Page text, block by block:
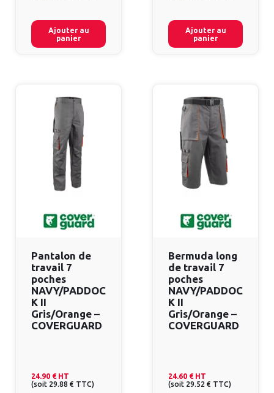
Ajouter au
panier
Ajouter au
panier
Pantalon de
travail 7
poches
NAVY/PADDOC
K II
Gris/Orange –
COVERGUARD
24.90 € HT
(soit 29.88 € TTC)
Bermuda long
de travail 7
poches
NAVY/PADDOC
K II
Gris/Orange –
COVERGUARD
24.60 € HT
(soit 29.52 € TTC)